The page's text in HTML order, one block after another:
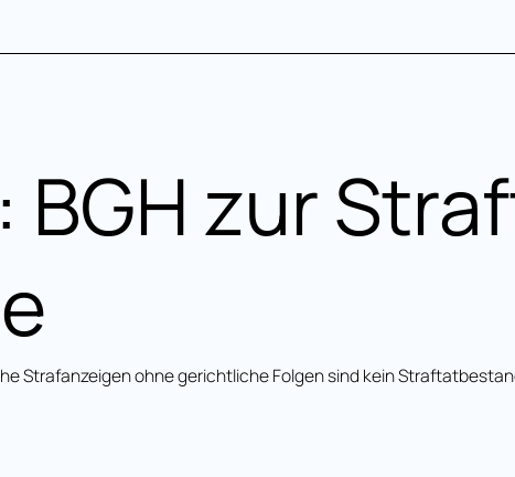
BGH zur
Strafanzeigen ohne gerichtliche Folgen sind kein